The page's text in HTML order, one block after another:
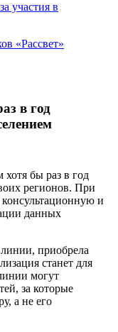
участия в
«Рассвет»
в год
бы раз в год
регионов. При
консультационную и
данных
приобрела
станет для
могут
за которые
а не его